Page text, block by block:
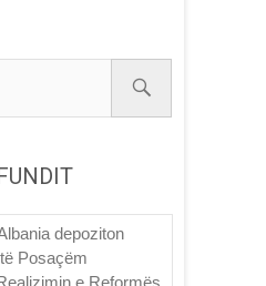
depoziton
Posaçëm
e Reformës